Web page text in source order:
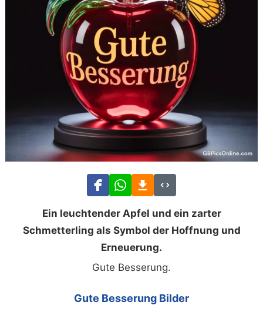
Ein leuchtender Apfel und ein zarter
Schmetterling als Symbol der Hoffnung und
Erneuerung.
Gute Besserung.
Gute Besserung Bilder